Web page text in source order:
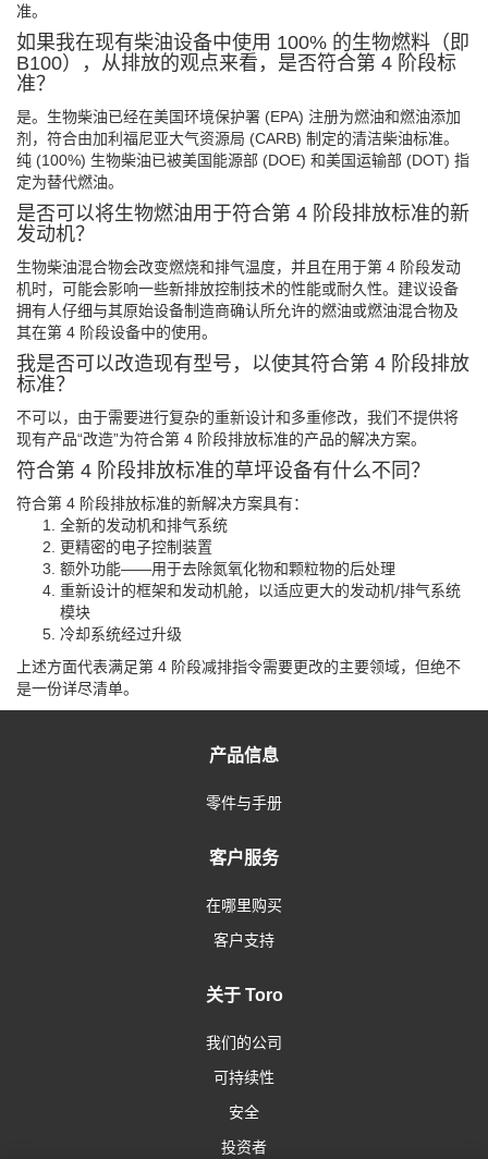
准。
如果我在现有柴油设备中使用 100% 的生物燃料（即
B100），从排放的观点来看，是否符合第 4 阶段标
准？
是。生物柴油已经在美国环境保护署 (EPA) 注册为燃油和燃油添加
剂，符合由加利福尼亚大气资源局 (CARB) 制定的清洁柴油标准。
纯 (100%) 生物柴油已被美国能源部 (DOE) 和美国运输部 (DOT) 指
定为替代燃油。
是否可以将生物燃油用于符合第 4 阶段排放标准的新
发动机？
生物柴油混合物会改变燃烧和排气温度，并且在用于第 4 阶段发动
机时，可能会影响一些新排放控制技术的性能或耐久性。建议设备
拥有人仔细与其原始设备制造商确认所允许的燃油或燃油混合物及
其在第 4 阶段设备中的使用。
我是否可以改造现有型号，以使其符合第 4 阶段排放
标准？
不可以，由于需要进行复杂的重新设计和多重修改，我们不提供将
现有产品“改造”为符合第 4 阶段排放标准的产品的解决方案。
符合第 4 阶段排放标准的草坪设备有什么不同？
符合第 4 阶段排放标准的新解决方案具有：
全新的发动机和排气系统
更精密的电子控制装置
额外功能——用于去除氮氧化物和颗粒物的后处理
重新设计的框架和发动机舱，以适应更大的发动机/排气系统
模块
冷却系统经过升级
上述方面代表满足第 4 阶段减排指令需要更改的主要领域，但绝不
是一份详尽清单。
产品信息
零件与手册
客户服务
在哪里购买
客户支持
关于 Toro
我们的公司
可持续性
安全
投资者